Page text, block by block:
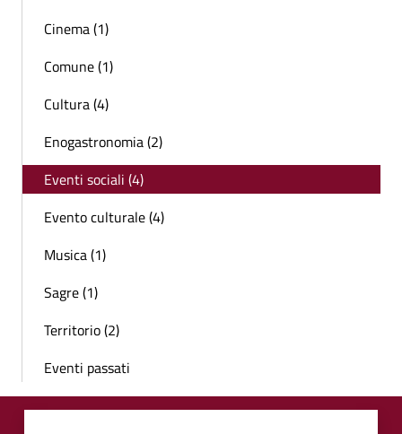
Cinema (1)
Comune (1)
Cultura (4)
Enogastronomia (2)
Eventi sociali (4)
Evento culturale (4)
Musica (1)
Sagre (1)
Territorio (2)
Eventi passati